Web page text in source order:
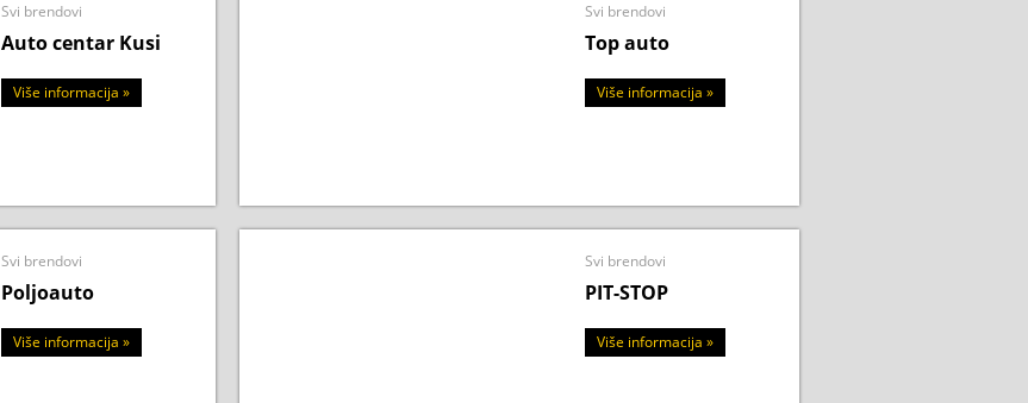
Svi brendovi
Auto centar Kusi
Više informacija »
Svi brendovi
Top auto
Više informacija »
Svi brendovi
Poljoauto
Više informacija »
Svi brendovi
PIT-STOP
Više informacija »